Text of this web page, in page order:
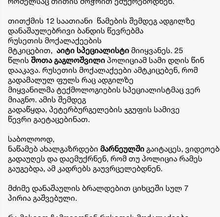
თითქმის 12 საათიანი წამების შემდეგ ადგილზე
დანაშაულებრივი ბანდის წევრებმა
რუსეთის მოქალაქეების
მტკიცებით, აიტი სპეციალისტი მიიყვანეს. 25
წლის შოთა გაგლოშვილი პოლიციამ სამი დღის წინ
დააკავა. რუსეთის მოქალაქეები ამტკიცებენ, რომ
გადამალულ ფულს რაც ადგილზე
მიყვანილმა ტექმოლოგიების სპეციალისტმაც ვერ
მიაგნო. ამის შემდეგ
გადაწყდა, პეტერბურგელების ჯგუფის სამივე
წევრი გაეტაცებინათ.
საბოლოოდ,
ნაწამებ ახალგაზრდები მარნეულში გაიტაცეს,
გადაუღეს და დაემუქრნენ, რომ თუ პოლიცია რამეს
გაუგებდა, ამ კადრებს გაუვრცელებდნენ.
მძიმე დანაშაულის ბრალდებით ციხცეში სულ 7
პირია გაშვებული.